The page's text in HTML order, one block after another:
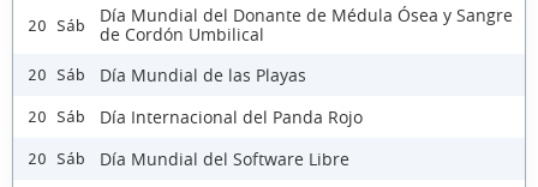
20 Sáb
Día Mundial del Donante de Médula Ósea y Sangre
de Cordón Umbilical
20 Sáb Día Mundial de las Playas
20 Sáb Día Internacional del Panda Rojo
20 Sáb Día Mundial del Software Libre